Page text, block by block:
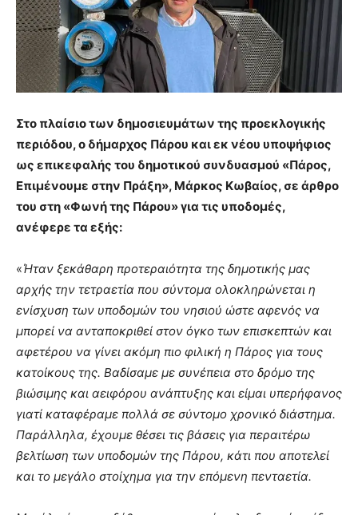
Στο πλαίσιο των δημοσιευμάτων της προεκλογικής
περιόδου, ο δήμαρχος Πάρου και εκ νέου υποψήφιος
ως επικεφαλής του δημοτικού συνδυασμού «Πάρος,
Επιμένουμε στην Πράξη», Μάρκος Κωβαίος, σε άρθρο
του στη «Φωνή της Πάρου» για τις υποδομές,
ανέφερε τα εξής:
«Ήταν ξεκάθαρη προτεραιότητα της δημοτικής μας
αρχής την τετραετία που σύντομα ολοκληρώνεται η
ενίσχυση των υποδομών του νησιού ώστε αφενός να
μπορεί να ανταποκριθεί στον όγκο των επισκεπτών και
αφετέρου να γίνει ακόμη πιο φιλική η Πάρος για τους
κατοίκους της. Βαδίσαμε με συνέπεια στο δρόμο της
βιώσιμης και αειφόρου ανάπτυξης και είμαι υπερήφανος
γιατί καταφέραμε πολλά σε σύντομο χρονικό διάστημα.
Παράλληλα, έχουμε θέσει τις βάσεις για περαιτέρω
βελτίωση των υποδομών της Πάρου, κάτι που αποτελεί
και το μεγάλο στοίχημα για την επόμενη πενταετία.